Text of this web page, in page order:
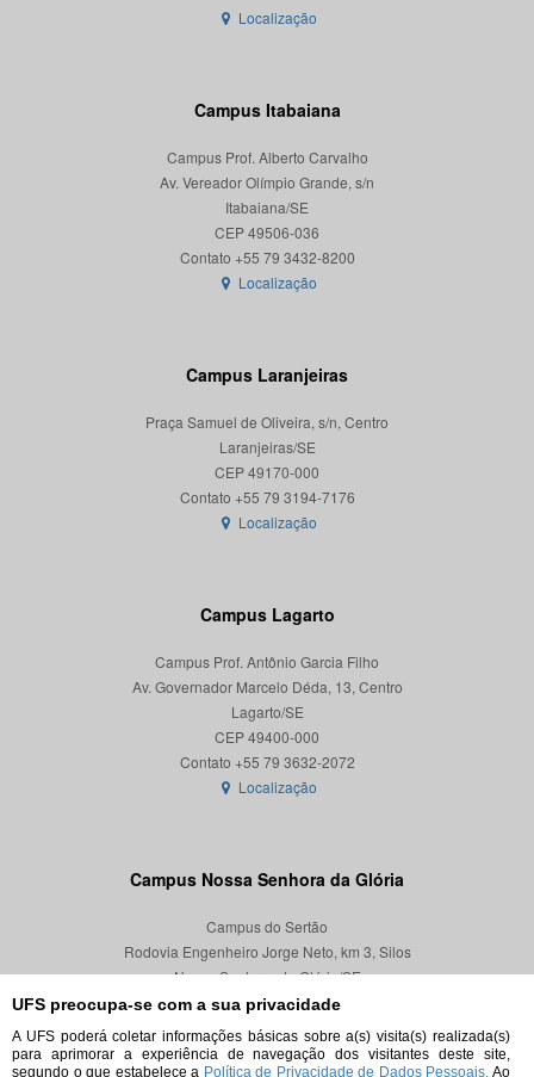
UFS preocupa-se com a sua privacidade
A UFS poderá coletar informações básicas sobre a(s) visita(s) realizada(s)
para aprimorar a experiência de navegação dos visitantes deste site,
segundo o que estabelece a Política de Privacidade de Dados Pessoais. Ao
Localização
Campus Itabaiana
Campus Prof. Alberto Carvalho
Av. Vereador Olímpio Grande, s/n
Itabaiana/SE
CEP 49506-036
Localização
Campus Laranjeiras
Praça Samuel de Oliveira, s/n, Centro
Laranjeiras/SE
CEP 49170-000
Localização
Campus Lagarto
Campus Prof. Antônio Garcia Filho
Av. Governador Marcelo Déda, 13, Centro
Lagarto/SE
CEP 49400-000
Localização
Campus Nossa Senhora da Glória
Campus do Sertão
Rodovia Engenheiro Jorge Neto, km 3, Silos
Nossa Senhora da Glória/SE
CEP 49680-000
Localização